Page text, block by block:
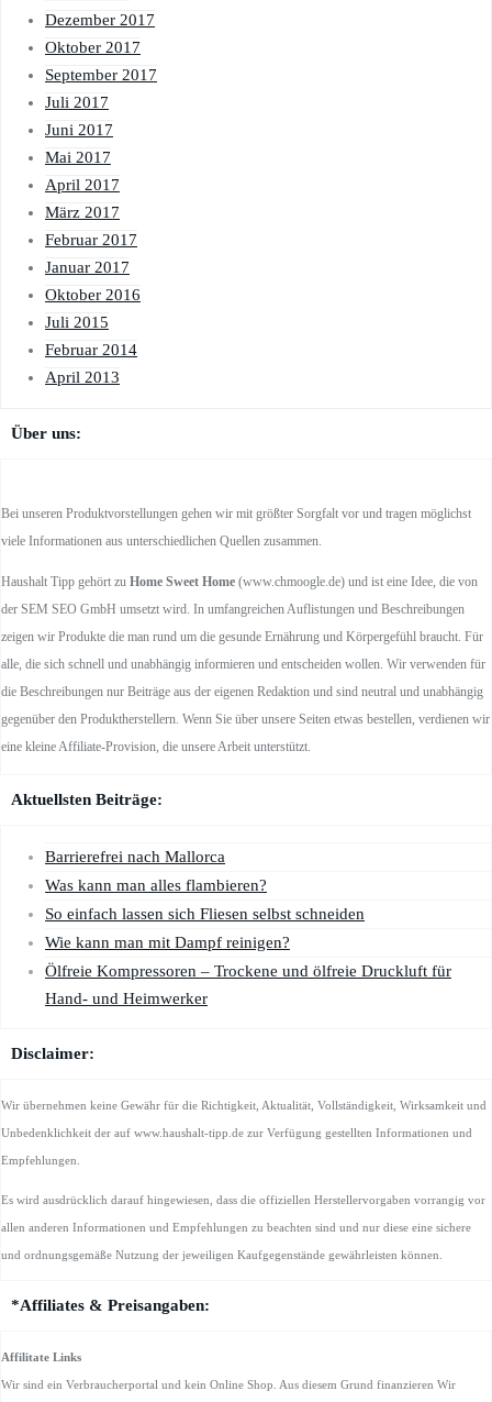
Dezember 2017
Oktober 2017
September 2017
Juli 2017
Juni 2017
Mai 2017
April 2017
März 2017
Februar 2017
Januar 2017
Oktober 2016
Juli 2015
Februar 2014
April 2013
Über uns:
Bei unseren Produktvorstellungen gehen wir mit größter Sorgfalt vor und tragen möglichst
viele Informationen aus unterschiedlichen Quellen zusammen.
Haushalt Tipp gehört zu Home Sweet Home (www.chmoogle.de) und ist eine Idee, die von
der SEM SEO GmbH umsetzt wird. In umfangreichen Auflistungen und Beschreibungen
zeigen wir Produkte die man rund um die gesunde Ernährung und Körpergefühl braucht. Für
alle, die sich schnell und unabhängig informieren und entscheiden wollen. Wir verwenden für
die Beschreibungen nur Beiträge aus der eigenen Redaktion und sind neutral und unabhängig
gegenüber den Produktherstellern. Wenn Sie über unsere Seiten etwas bestellen, verdienen wir
eine kleine Affiliate-Provision, die unsere Arbeit unterstützt.
Aktuellsten Beiträge:
Barrierefrei nach Mallorca
Was kann man alles flambieren?
So einfach lassen sich Fliesen selbst schneiden
Wie kann man mit Dampf reinigen?
Ölfreie Kompressoren – Trockene und ölfreie Druckluft für
Hand- und Heimwerker
Disclaimer:
Wir übernehmen keine Gewähr für die Richtigkeit, Aktualität, Vollständigkeit, Wirksamkeit und
Unbedenklichkeit der auf www.haushalt-tipp.de zur Verfügung gestellten Informationen und
Empfehlungen.
Es wird ausdrücklich darauf hingewiesen, dass die offiziellen Herstellervorgaben vorrangig vor
allen anderen Informationen und Empfehlungen zu beachten sind und nur diese eine sichere
und ordnungsgemäße Nutzung der jeweiligen Kaufgegenstände gewährleisten können.
*Affiliates & Preisangaben:
Affilitate Links
Wir sind ein Verbraucherportal und kein Online Shop. Aus diesem Grund finanzieren Wir